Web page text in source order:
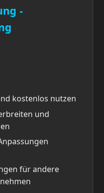
-
kostenlos nutzen
und
für andere